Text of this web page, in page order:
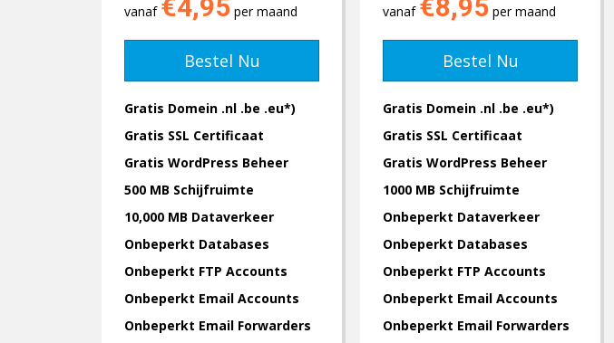
vanaf €4,95 per maand
Bestel Nu
Gratis Domein .nl .be .eu*)
Gratis SSL Certificaat
Gratis WordPress Beheer
500 MB Schijfruimte
10,000 MB Dataverkeer
Onbeperkt Databases
Onbeperkt FTP Accounts
Onbeperkt Email Accounts
Onbeperkt Email Forwarders
vanaf €8,95 per maand
Bestel Nu
Gratis Domein .nl .be .eu*)
Gratis SSL Certificaat
Gratis WordPress Beheer
1000 MB Schijfruimte
Onbeperkt Dataverkeer
Onbeperkt Databases
Onbeperkt FTP Accounts
Onbeperkt Email Accounts
Onbeperkt Email Forwarders